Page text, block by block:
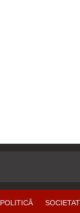
POLITICĂ